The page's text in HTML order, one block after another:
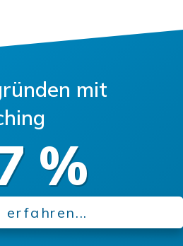
mit
%
erfahren...